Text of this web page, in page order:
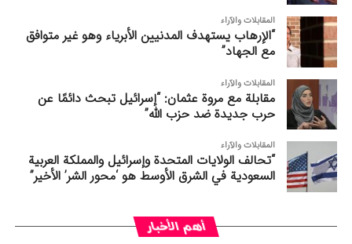
المقابلات والآراء
“الإرهاب يستهدف المدنيين الأبرياء وهو غير متوافق
مع الجهاد”
المقابلات والآراء
مقابلة مع مروة عثمان: “إسرائيل تبحث دائمًا عن
حرب جديدة ضد حزب الله”
المقابلات والآراء
“تحالف الولايات المتحدة وإسرائيل والمملكة العربية
السعودية في الشرق الأوسط هو ‘محور الشر’ الأخير”
أهم الأخبار